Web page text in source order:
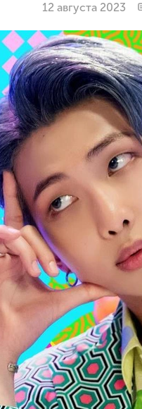
12 августа 2023